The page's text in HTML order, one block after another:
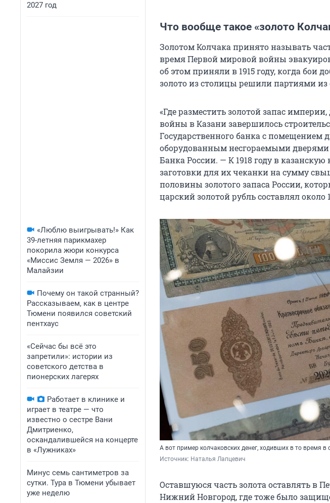
2027 год
«Люблю выигрывать!» Как
39-летняя парикмахер
покорила жюри конкурса
«Миссис Земля — 2026» в
Малайзии
Почему он такой странный?
Рассказываем, как в центре
Тюмени появился советский
пентхаус
«Сейчас бы всё это
запретили»: истории из
советского детства в
пионерских лагерях
Работает в клинике и
играет в театре — что
известно о сестре Вани
Дмитриенко,
оскандалившейся на концерте
в «Лужниках»
Минус семь сантиметров за
сутки. Тура в Тюмени убывает
уже неделю
Что вообще такое «золото
Золотом Колчака принято называть
время Первой мировой войны
об этом приняли в 1915 году, когда бои
золото из столицы решили партиями из
«Где разместить золотой запас
войны в Казани завершилось
Государственного банка с помещением
оборудованным несгораемыми
Банка России. — К 1918 году в
заготовки для их чеканки на сумму
половины золотого запаса России,
царский золотой рубль составлял около
А вот пример колчаковских денег, ходивших в то время в
Источник: Наталья Лапцевич
Оставшуюся часть золота оставлять в
Нижний Новгород, где тоже было